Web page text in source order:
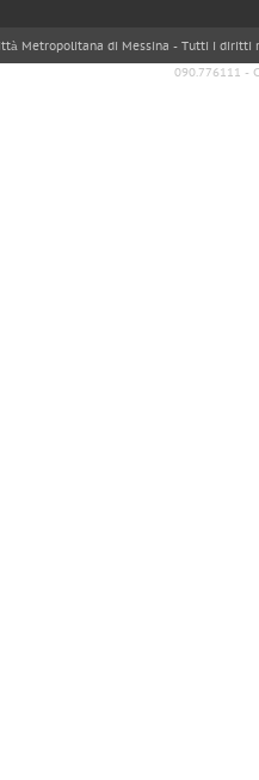
Metropolitana di Messina - Tutti i diritti
090.776111 -